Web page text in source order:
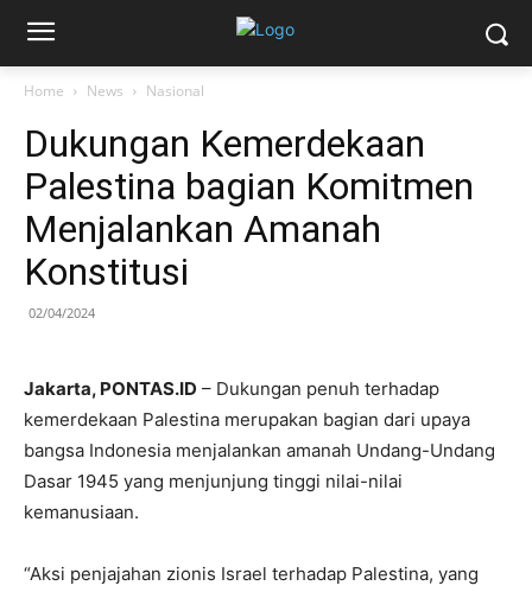
Home News Nasional
Dukungan Kemerdekaan
Palestina bagian Komitmen
Menjalankan Amanah
Konstitusi
02/04/2024
Jakarta, PONTAS.ID – Dukungan penuh terhadap
kemerdekaan Palestina merupakan bagian dari upaya
bangsa Indonesia menjalankan amanah Undang-Undang
Dasar 1945 yang menjunjung tinggi nilai-nilai
kemanusiaan.
“Aksi penjajahan zionis Israel terhadap Palestina, yang